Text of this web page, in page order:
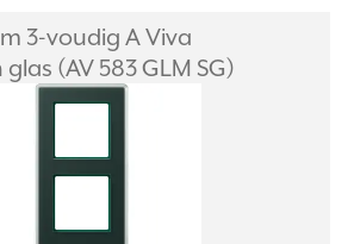
3-voudig A Viva
(AV 583 GLM SG)